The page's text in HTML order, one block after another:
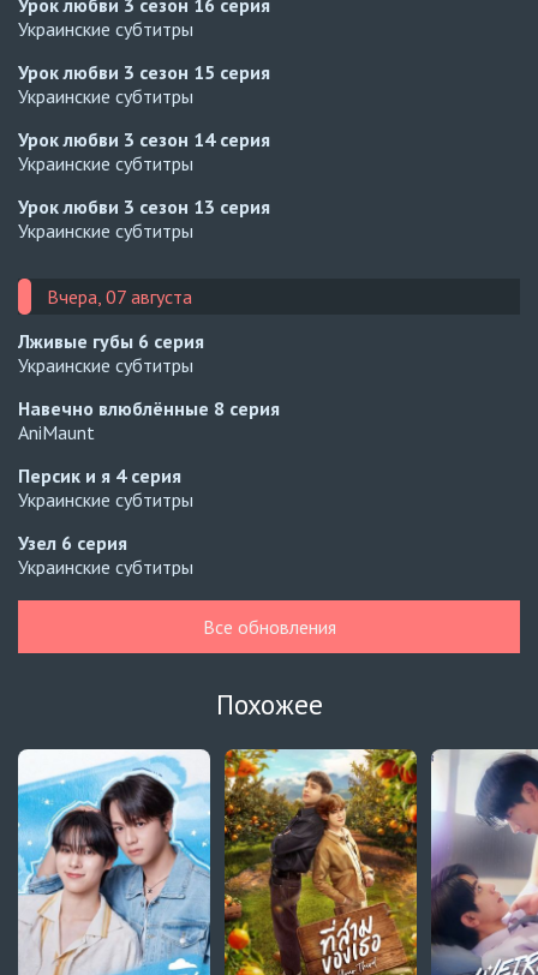
Урок любви 3 сезон 16 серия
Украинские субтитры
Урок любви 3 сезон 15 серия
Украинские субтитры
Урок любви 3 сезон 14 серия
Украинские субтитры
Урок любви 3 сезон 13 серия
Украинские субтитры
Вчера, 07 августа
Лживые губы 6 серия
Украинские субтитры
Навечно влюблённые 8 серия
AniMaunt
Персик и я 4 серия
Украинские субтитры
Узел 6 серия
Украинские субтитры
Автосабы русские / украинские
Кризис влюблённости в классе4 серия
Превью
Кризис влюблённости в классе3 серия
Автосабы русские / украинские
Давай немного подождём, Харутора-кун1 серия
Превью
Все обновления
Похожее